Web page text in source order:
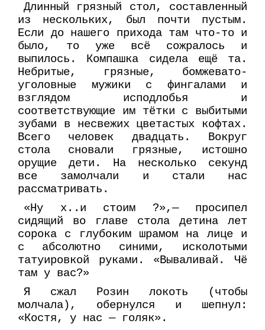
Длинный грязный стол, составленный
из нескольких, был почти пустым.
Если до нашего прихода там что-то и
было, то уже всё сожралось и
выпилось. Компашка сидела ещё та.
Небритые, грязные, бомжевато-
уголовные мужики с фингалами и
взглядом исподлобья и
соответствующие им тётки с выбитыми
зубами в несвежих цветастых кофтах.
Всего человек двадцать. Вокруг
стола сновали грязные, истошно
орущие дети. На несколько секунд
все замолчали и стали нас
рассматривать.
«Ну х..и стоим ?»,— просипел
сидящий во главе стола детина лет
сорока с глубоким шрамом на лице и
с абсолютно синими, исколотыми
татуировкой руками. «Вываливай. Чё
там у вас?»
Я сжал Розин локоть (чтобы
молчала), обернулся и шепнул:
«Костя, у нас — голяк».